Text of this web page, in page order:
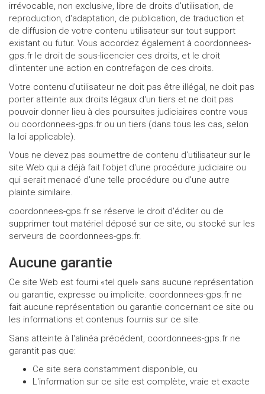
irrévocable, non exclusive, libre de droits d'utilisation, de
reproduction, d'adaptation, de publication, de traduction et
de diffusion de votre contenu utilisateur sur tout support
existant ou futur. Vous accordez également à coordonnees-
gps.fr le droit de sous-licencier ces droits, et le droit
d'intenter une action en contrefaçon de ces droits.
Votre contenu d'utilisateur ne doit pas être illégal, ne doit pas
porter atteinte aux droits légaux d'un tiers et ne doit pas
pouvoir donner lieu à des poursuites judiciaires contre vous
ou coordonnees-gps.fr ou un tiers (dans tous les cas, selon
la loi applicable).
Vous ne devez pas soumettre de contenu d'utilisateur sur le
site Web qui a déjà fait l'objet d'une procédure judiciaire ou
qui serait menacé d'une telle procédure ou d'une autre
plainte similaire.
coordonnees-gps.fr se réserve le droit d'éditer ou de
supprimer tout matériel déposé sur ce site, ou stocké sur les
serveurs de coordonnees-gps.fr.
Aucune garantie
Ce site Web est fourni «tel quel» sans aucune représentation
ou garantie, expresse ou implicite. coordonnees-gps.fr ne
fait aucune représentation ou garantie concernant ce site ou
les informations et contenus fournis sur ce site.
Sans atteinte à l'alinéa précédent, coordonnees-gps.fr ne
garantit pas que:
Ce site sera constamment disponible, ou
L'information sur ce site est complète, vraie et exacte